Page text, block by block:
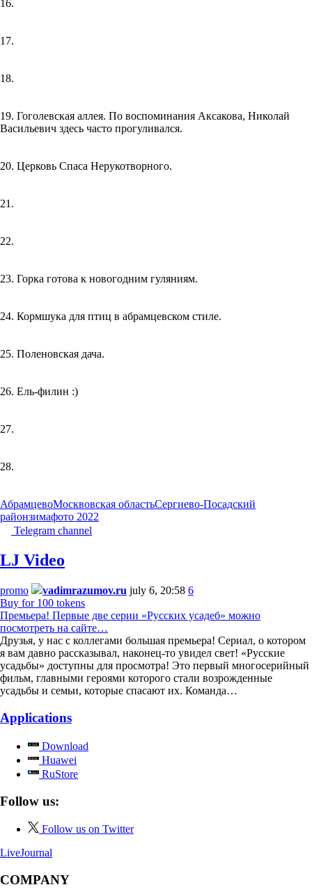
16.
17.
18.
19. Гоголевская аллея. По воспоминания Аксакова, Николай
Васильевич здесь часто прогуливался.
20. Церковь Спаса Нерукотворного.
21.
22.
23. Горка готова к новогодним гуляниям.
24. Кормшука для птиц в абрамцевском стиле.
25. Поленовская дача.
26. Ель-филин :)
27.
28.
АбрамцевоМосквовская областьСергиево-Посадский
районзимафото 2022
Telegram channel
LJ Video
promo vadimrazumov.ru july 6, 20:58 6
Buy for 100 tokens
Премьера! Первые две серии «Русских усадеб» можно
посмотреть на сайте…
Друзья, у нас с коллегами большая премьера! Сериал, о котором
я вам давно рассказывал, наконец-то увидел свет! «Русские
усадьбы» доступны для просмотра! Это первый многосерийный
фильм, главными героями которого стали возрожденные
усадьбы и семьи, которые спасают их. Команда…
Applications
Download
Huawei
RuStore
Follow us:
Follow us on Twitter
LiveJournal
COMPANY